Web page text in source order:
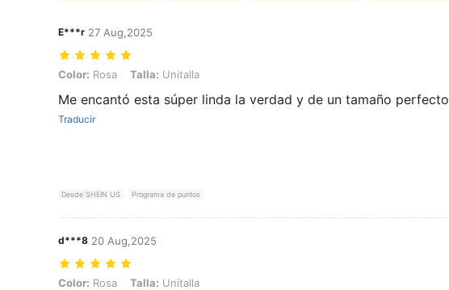
E***r 27 Aug,2025
Color: Rosa, Talla: Unitalla
Color: Rosa Talla: Unitalla
Me encantó esta súper linda la verdad y de un tamaño perfecto
Traducir
Desde SHEIN US Programa de puntos
d***8 20 Aug,2025
Color: Rosa, Talla: Unitalla
Color: Rosa Talla: Unitalla